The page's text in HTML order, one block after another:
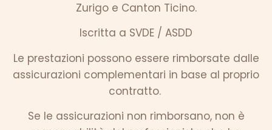
Zurigo e Canton Ticino.
Iscritta a SVDE / ASDD
Le prestazioni possono essere rimborsate dalle
assicurazioni complementari in base al proprio
contratto.
Se le assicurazioni non rimborsano, non è